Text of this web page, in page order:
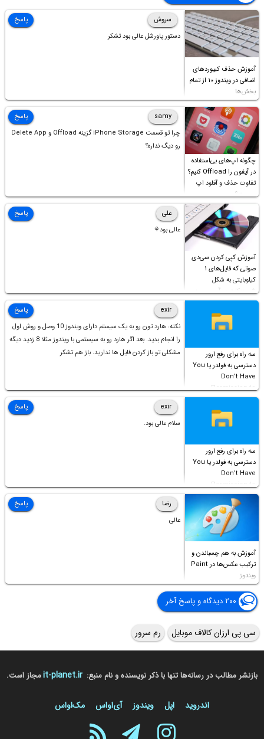
آموزش حذف کیبوردهای
اضافی در ویندوز ۱۰ از تمام
بخش‌ها
سروش
دستور پاورشل عالی بود تشکر
پاسخ
چگونه اپ‌های بی‌استفاده
در آیفون را Offload کنیم؟
تفاوت حذف و آفلود اپ
چیست؟
samy
چرا تو قسمت iPhone Storage گزینه Offload و Delete App
رو دیگ نداره؟
پاسخ
آموزش کپی کردن سی‌دی
صوتی که فایل‌های ۱
کیلوبایتی به شکل
شورت‌کات در آن موجود
است!
علی
عالی بود⚘
پاسخ
سه راه برای رفع ارور
دسترسی به فولدر یا You
Don’t Have
Permission to
Access this folder
exir
نکته: هارد تون رو به یک سیستم دارای ویندوز 10 وصل و روش اول
را انجام بدید. بعد اگر هارد رو به سیستمی با ویندوز مثلا 8 زدید دیگه
مشکلی تو باز کردن فایل ها ندارید. باز هم تشکر
پاسخ
سه راه برای رفع ارور
دسترسی به فولدر یا You
Don’t Have
Permission to
Access this folder
exir
سلام عالی بود.
پاسخ
آموزش به هم چسباندن و
ترکیب عکس‌ها در Paint
ویندوز
رضا
عالی
پاسخ
۲۰۰ دیدگاه و پاسخ آخر
سی پی ارزان کالاف موبایل رم سرور
بازنشر مطالب در رسانه‌ها تنها با ذکر نویسنده و نام منبع: it-planet.irمجاز است.
اندروید اپل ویندوز آی‌او‌اس مک‌او‌اس